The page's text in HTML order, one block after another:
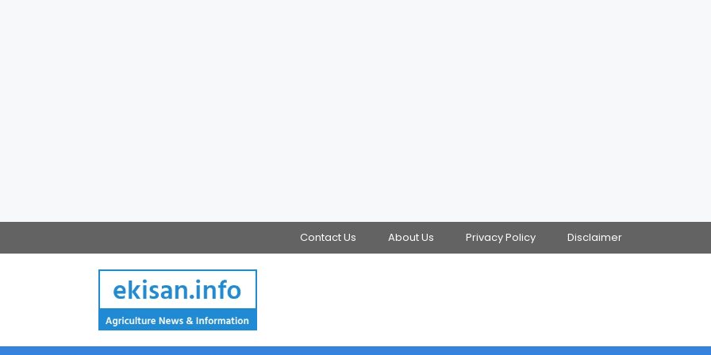
Contact Us About Us Privacy Policy Disclaimer